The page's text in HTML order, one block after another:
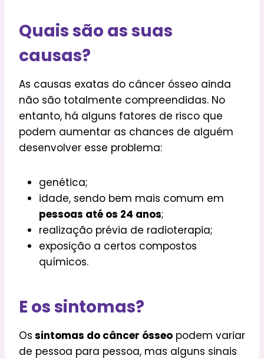
Quais são as suas
causas?
As causas exatas do câncer ósseo ainda
não são totalmente compreendidas. No
entanto, há alguns fatores de risco que
podem aumentar as chances de alguém
desenvolver esse problema:
genética;
idade, sendo bem mais comum em
pessoas até os 24 anos;
realização prévia de radioterapia;
exposição a certos compostos
químicos.
E os sintomas?
Os sintomas do câncer ósseo podem variar
de pessoa para pessoa, mas alguns sinais